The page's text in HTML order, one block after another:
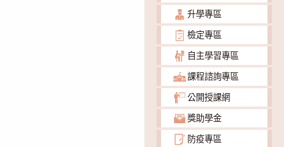
升學專區
檢定專區
自主學習專區
課程諮詢專區
公開授課網
獎助學金
防疫專區